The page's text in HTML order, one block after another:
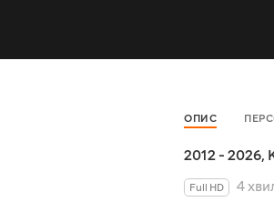
ОПИС
2012 - 2026,
Full HD
4